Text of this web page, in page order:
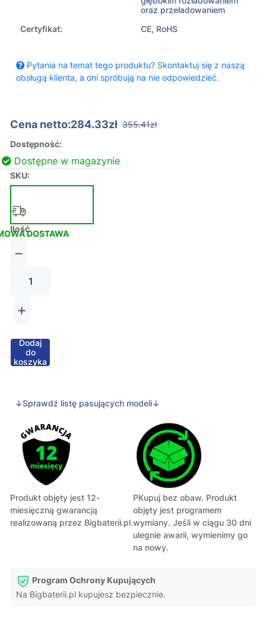
oraz przeładowaniem
Certyfikat:
CE, RoHS
Pytania na temat tego produktu? Skontaktuj się z naszą
obsługą klienta, a oni spróbują na nie odpowiedzieć.
Cena netto:284.33zł 355.41zł
Dostępność:
Dostępne w magazynie
SKU:
DOSTAWA
Ilość
−
+
Dodaj
do
koszyka
↓Sprawdź listę pasujących modeli↓
Produkt objęty jest 12-
miesięczną gwarancją
realizowaną przez Bigbaterii.pl.
PKupuj bez obaw. Produkt
objęty jest programem
wymiany. Jeśli w ciągu 30 dni
ulegnie awarii, wymienimy go
na nowy.
Program Ochrony Kupujących
Na Bigbaterii.pl kupujesz bezpiecznie.